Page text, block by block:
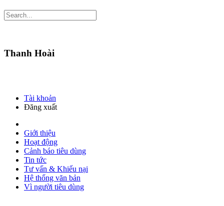
Thanh Hoài
Tài khoản
Đăng xuất
Giới thiệu
Hoạt động
Cảnh báo tiêu dùng
Tin tức
Tư vấn & Khiếu nại
Hệ thống văn bản
Vì người tiêu dùng